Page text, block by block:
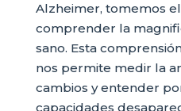
Alzheimer, tomemos
comprender la
sano. Esta
nos permite medir la
cambios y entender
capacidades